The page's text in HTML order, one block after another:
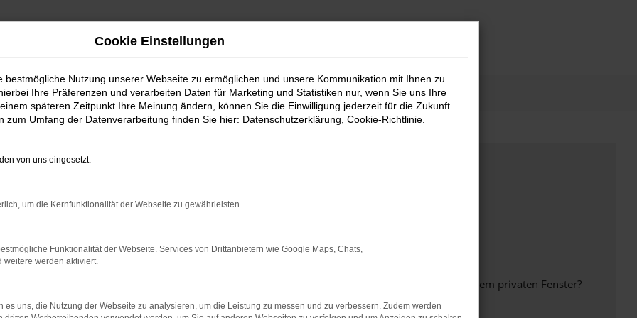
bestimmter Seiten verhindern. Funktioniert die Seite in einem anderen Browser oder in einem privaten Fenster?
Cookie Einstellungen
bestmögliche Nutzung unserer Webseite zu ermöglichen und unsere Kommunikation mit Ihnen zu
Ihre Präferenzen und verarbeiten Daten für Marketing und Statistiken nur, wenn Sie uns Ihre
späteren Zeitpunkt Ihre Meinung ändern, können Sie die Einwilligung jederzeit für die Zukunft
zum Umfang der Datenverarbeitung finden Sie hier: Datenschutzerklärung Cookie-Richtlinie
von uns eingesetzt:
um die Kernfunktionalität der Webseite zu gewährleisten.
Funktionalität der Webseite. Services von Drittanbietern wie Google Maps, Chats,
weitere werden aktiviert.
es uns, die Nutzung der Webseite zu analysieren, um die Leistung zu messen und zu verbessern. Zudem werden